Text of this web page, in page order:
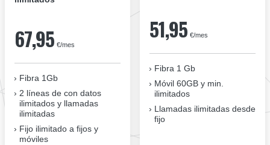
67,95 €/mes
Fibra 1Gb
2 líneas de con datos
ilimitados y llamadas
ilimitadas
Fijo ilimitado a fijos y
móviles
51,95 €/mes
Fibra 1 Gb
Móvil 60GB y min.
ilimitados
Llamadas ilimitadas desde
fijo